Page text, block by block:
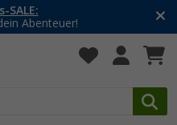
SALE:
Abenteuer!